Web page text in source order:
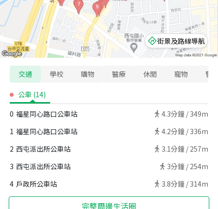
街景及路線導航
交通 學校 購物 醫療 休閒 寵物 警
公車 (14)
0 福星同心路口公車站 4.3分鐘 / 349m
1 福星同心路口公車站 4.2分鐘 / 336m
2 西屯派出所公車站 3.1分鐘 / 257m
3 西屯派出所公車站 3分鐘 / 254m
4 戶政所公車站 3.8分鐘 / 314m
完整周邊生活圈